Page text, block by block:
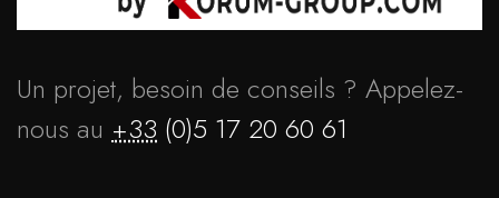
Un projet, besoin de conseils ? Appelez-
nous au +33 (0)5 17 20 60 61